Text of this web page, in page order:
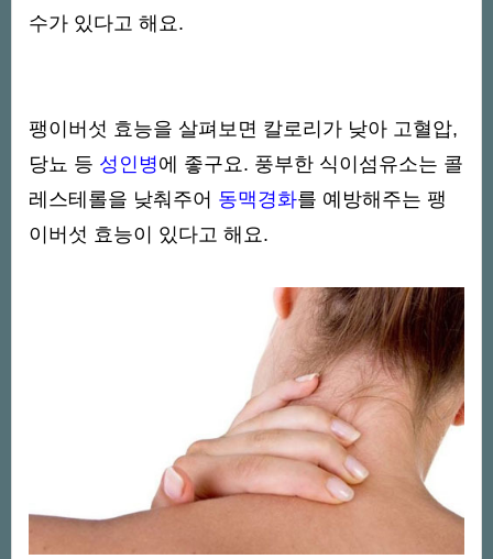
수가 있다고 해요.
팽이버섯 효능을 살펴보면 칼로리가 낮아 고혈압,
당뇨 등 성인병에 좋구요. 풍부한 식이섬유소는 콜
레스테롤을 낮춰주어 동맥경화를 예방해주는 팽
이버섯 효능이 있다고 해요.